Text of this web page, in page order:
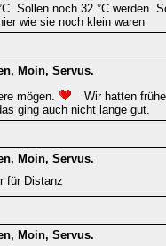
Sollen noch 32 °C werden.
wie sie noch klein waren
Moin, Servus.
mögen.
Wir hatten
ging auch nicht lange gut.
Moin, Servus.
für Distanz
Moin, Servus.